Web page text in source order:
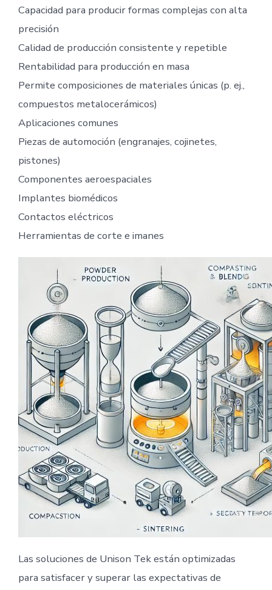
Capacidad para producir formas complejas con alta
precisión
Calidad de producción consistente y repetible
Rentabilidad para producción en masa
Permite composiciones de materiales únicas (p. ej.,
compuestos metalocerámicos)
Aplicaciones comunes
Piezas de automoción (engranajes, cojinetes,
pistones)
Componentes aeroespaciales
Implantes biomédicos
Contactos eléctricos
Herramientas de corte e imanes
Las soluciones de Unison Tek están optimizadas
para satisfacer y superar las expectativas de